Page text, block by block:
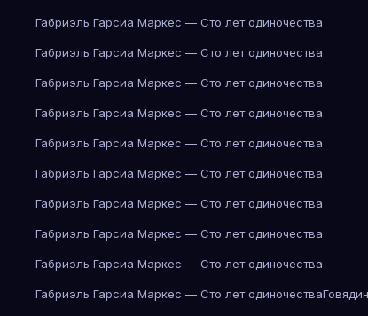
Габриэль Гарсиа Маркес — Сто лет одиночества
Габриэль Гарсиа Маркес — Сто лет одиночества
Габриэль Гарсиа Маркес — Сто лет одиночества
Габриэль Гарсиа Маркес — Сто лет одиночества
Габриэль Гарсиа Маркес — Сто лет одиночества
Габриэль Гарсиа Маркес — Сто лет одиночества
Габриэль Гарсиа Маркес — Сто лет одиночества
Габриэль Гарсиа Маркес — Сто лет одиночества
Габриэль Гарсиа Маркес — Сто лет одиночества
Габриэль Гарсиа Маркес — Сто лет одиночества